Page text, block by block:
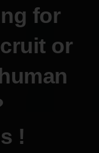
for
or
!